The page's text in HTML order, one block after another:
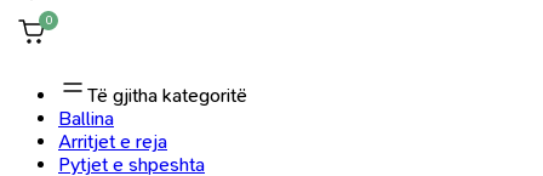
0
Të gjitha kategoritë
Ballina
Arritjet e reja
Pytjet e shpeshta